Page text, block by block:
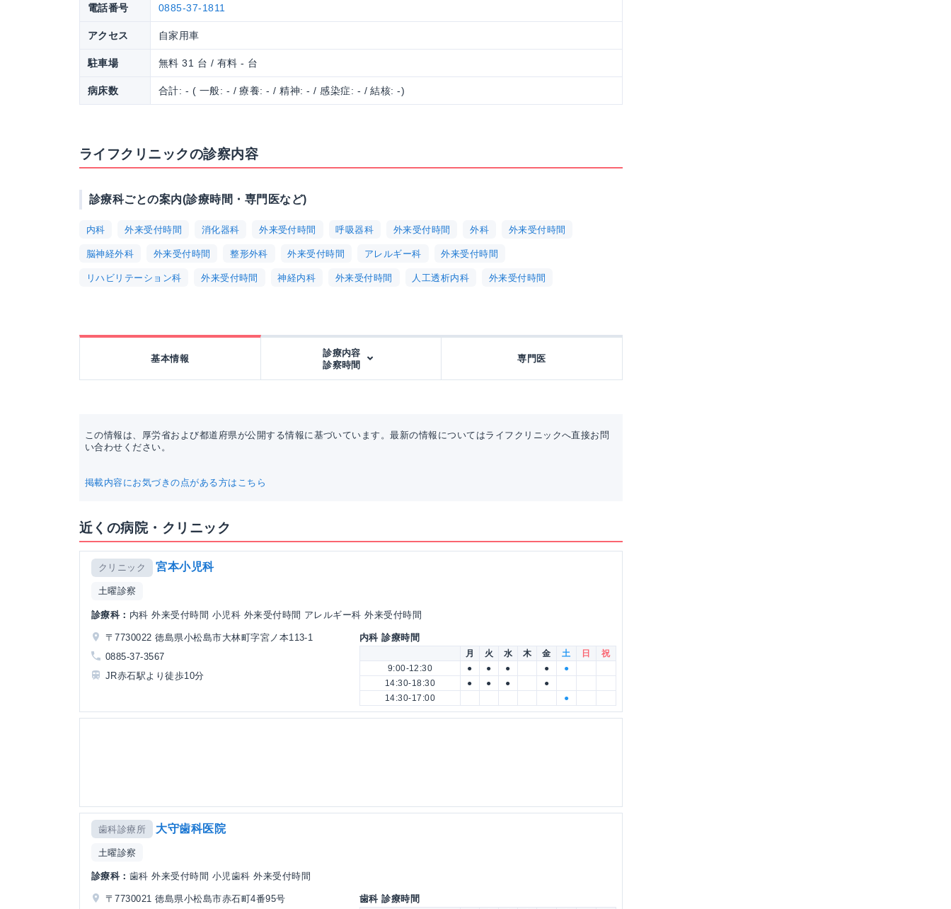
電話番号 0885-37-1811
アクセス 自家用車
駐車場 無料 31 台 / 有料 - 台
病床数 合計: - ( 一般: - / 療養: - / 精神: - / 感染症: - / 結核: -)
ライフクリニックの診察内容
診療科ごとの案内(診療時間・専門医など)
内科 外来受付時間 消化器科 外来受付時間 呼吸器科 外来受付時間 外科 外来受付時間
脳神経外科 外来受付時間 整形外科 外来受付時間 アレルギー科 外来受付時間
リハビリテーション科 外来受付時間 神経内科 外来受付時間 人工透析内科 外来受付時間
基本情報
診療内容
診察時間
専門医
この情報は、厚労省および都道府県が公開する情報に基づいています。最新の情報についてはライフクリニックへ直接お問
い合わせください。
掲載内容にお気づきの点がある方はこちら
近くの病院・クリニック
クリニック 宮本小児科
土曜診察
診療科： 内科 外来受付時間 小児科 外来受付時間 アレルギー科 外来受付時間
〒7730022 徳島県小松島市大林町字宮ノ本113-1
0885-37-3567
JR赤石駅より徒歩10分
内科 診療時間
月 火 水 木 金 土 日
祝
9:00-12:30
● ● ● ●
●
14:30-18:30
● ● ●
●
14:30-17:00
●
歯科診療所 大守歯科医院
土曜診察
診療科： 歯科 外来受付時間 小児歯科 外来受付時間
〒7730021 徳島県小松島市赤石町4番95号
歯科 診療時間